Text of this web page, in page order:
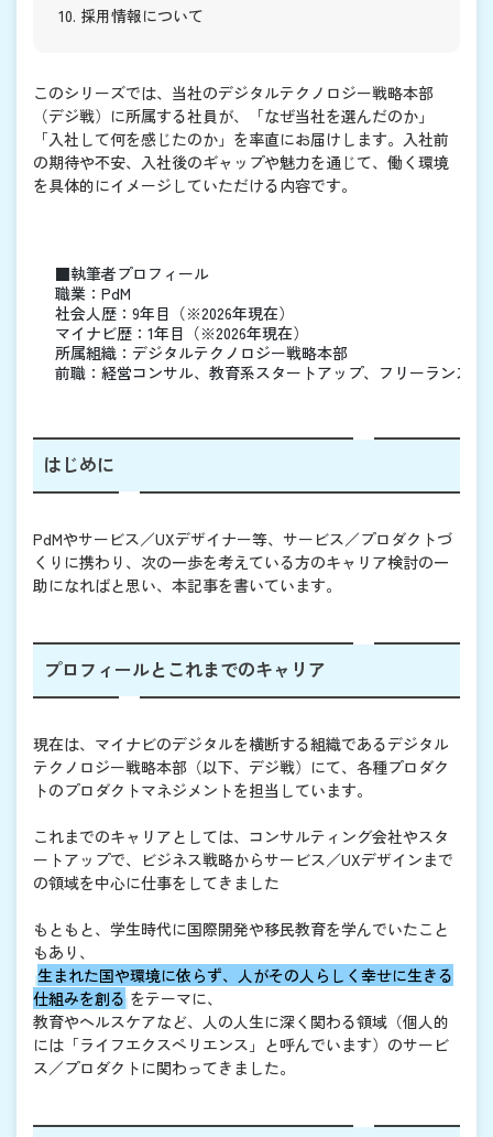
10. 採用情報について
このシリーズでは、当社のデジタルテクノロジー戦略本部
（デジ戦）に所属する社員が、「なぜ当社を選んだのか」
「入社して何を感じたのか」を率直にお届けします。入社前
の期待や不安、入社後のギャップや魅力を通じて、働く環境
を具体的にイメージしていただける内容です。
■執筆者プロフィール
職業：PdM
社会人歴：9年目（※2026年現在）
マイナビ歴：1年目（※2026年現在）
所属組織：デジタルテクノロジー戦略本部
前職：経営コンサル、教育系スタートアップ、フリーランス／
はじめに
PdMやサービス／UXデザイナー等、サービス／プロダクトづ
くりに携わり、次の一歩を考えている方のキャリア検討の一
助になればと思い、本記事を書いています。
プロフィールとこれまでのキャリア
現在は、マイナビのデジタルを横断する組織であるデジタル
テクノロジー戦略本部（以下、デジ戦）にて、各種プロダク
トのプロダクトマネジメントを担当しています。
これまでのキャリアとしては、コンサルティング会社やスタ
ートアップで、ビジネス戦略からサービス／UXデザインまで
の領域を中心に仕事をしてきました
もともと、学生時代に国際開発や移民教育を学んでいたこと
もあり、
生まれた国や環境に依らず、人がその人らしく幸せに生きる
仕組みを創る をテーマに、
教育やヘルスケアなど、人の人生に深く関わる領域（個人的
には「ライフエクスペリエンス」と呼んでいます）のサービ
ス／プロダクトに関わってきました。